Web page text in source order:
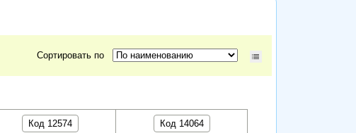
Сортировать по
Код 12574 Код 14064